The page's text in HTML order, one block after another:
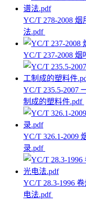
YC/T 278-2008
法.pdf
YC/T 237-2008
YC/T 235.5-2007
制成的塑料件.pdf
YC/T 326.1-2009
录.pdf
YC/T 28.3-1996
电法.pdf